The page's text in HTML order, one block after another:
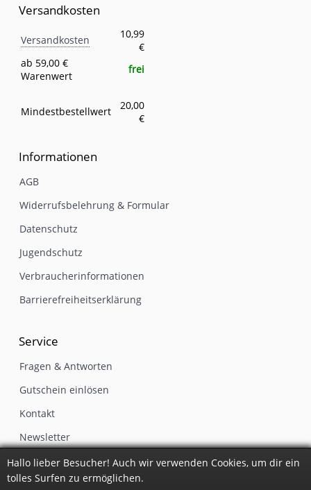
Versandkosten
Eigenschaft
Versandkosten
10,99
€
ab 59,00 €
Warenwert
frei
Mindestbestellwert
20,00
€
Informationen
AGB
Widerrufsbelehrung & Formular
Datenschutz
Jugendschutz
Verbraucherinformationen
Barrierefreiheitserklärung
Service
Fragen & Antworten
Gutschein einlösen
Kontakt
Newsletter
Impressum
Hallo lieber Besucher! Auch wir verwenden Cookies, um dir ein
tolles Surfen zu ermöglichen.